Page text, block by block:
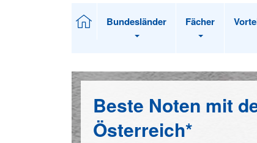
Bundesländer Fächer
Beste Noten mit
Österreich*